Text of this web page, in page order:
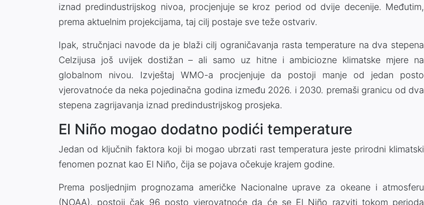
iznad predindustrijskog nivoa, procjenjuje se kroz period od dvije decenije. Međutim,
prema aktuelnim projekcijama, taj cilj postaje sve teže ostvariv.
Ipak, stručnjaci navode da je blaži cilj ograničavanja rasta temperature na dva stepena
Celzijusa još uvijek dostižan – ali samo uz hitne i ambiciozne klimatske mjere na
globalnom nivou. Izvještaj WMO-a procjenjuje da postoji manje od jedan posto
vjerovatnoće da neka pojedinačna godina između 2026. i 2030. premaši granicu od dva
stepena zagrijavanja iznad predindustrijskog prosjeka.
El Niño mogao dodatno podići temperature
Jedan od ključnih faktora koji bi mogao ubrzati rast temperatura jeste prirodni klimatski
fenomen poznat kao El Niño, čija se pojava očekuje krajem godine.
Prema posljednjim prognozama američke Nacionalne uprave za okeane i atmosferu
(NOAA), postoji čak 96 posto vjerovatnoće da će se El Niño razviti tokom perioda